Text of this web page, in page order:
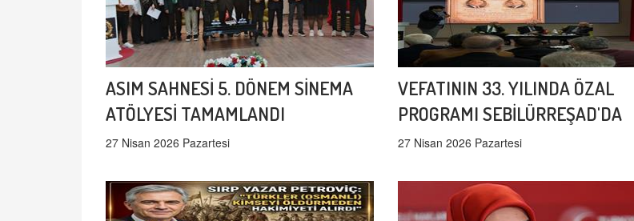
ASIM SAHNESİ 5. DÖNEM SİNEMA
ATÖLYESİ TAMAMLANDI
27 Nisan 2026 Pazartesi
VEFATININ 33. YILINDA ÖZAL
PROGRAMI SEBİLÜRREŞAD'DA
27 Nisan 2026 Pazartesi